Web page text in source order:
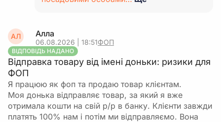
АЛ Алла
06.08.2026 | 18:51ФОП
ВІДПОВІДЬ НАДАНО
Відправка товару від імені доньки: ризики для
ФОП
Я працюю як фоп та продаю товар клієнтам.
Моя донька відправляє товар, за який я вже
отримала кошти на свій р/р в банку. Клієнти завжди
платять 100% нам і потім ми відправляємо. Вона